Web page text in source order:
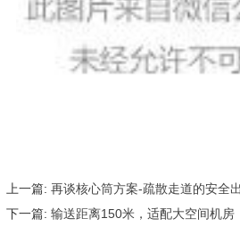
上一篇: 再谈核心筒方案-疏散走道的安全
下一篇: 输送距离150米，适配大空间机房